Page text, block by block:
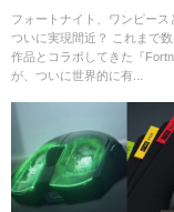
場するコラボキャラク
の情報がリーク
フォートナイト、ワンピース
ついに実現間近？ これまで
作品とコラボしてきた『
が、ついに世界的に有...